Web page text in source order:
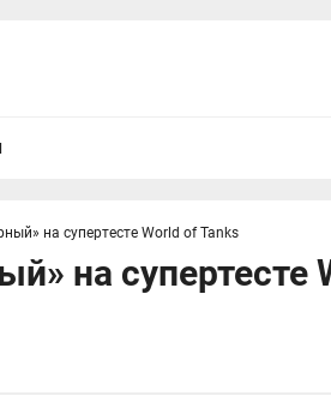
на супертесте World of Tanks
на супертесте